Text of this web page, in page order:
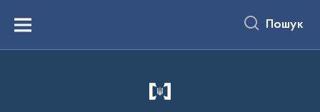
вмістуMenu Пошук